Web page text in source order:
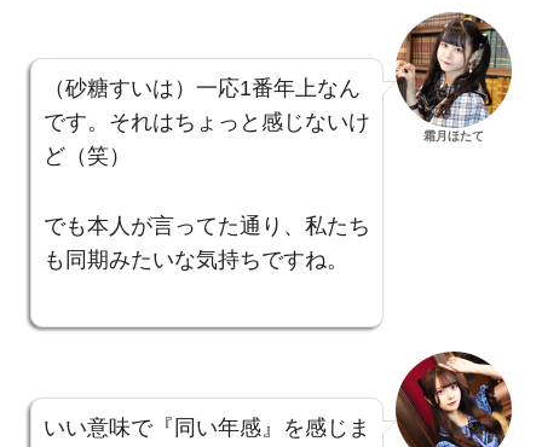
（砂糖すいは）一応1番年上なん
です。それはちょっと感じないけ
ど（笑）
でも本人が言ってた通り、私たち
も同期みたいな気持ちですね。
霜月ほたて
いい意味で『同い年感』を感じま